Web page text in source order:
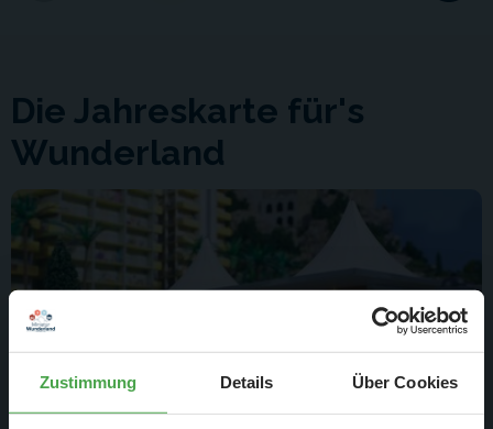
Zustimmung Details Über Cookies
Die Jahreskarte für's
Wunderland